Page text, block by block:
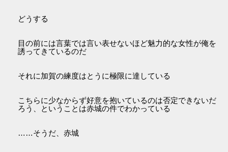
どうする
目の前には言葉では言い表せないほど魅力的な女性が俺を
誘ってきているのだ
それに加賀の練度はとうに極限に達している
こちらに少なからず好意を抱いているのは否定できないだ
ろう、ということは赤城の件でわかっている
……そうだ、赤城